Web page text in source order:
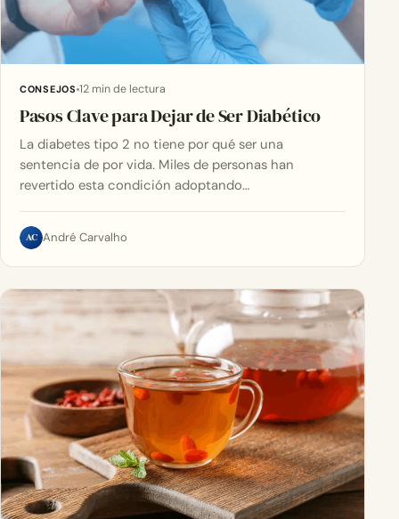
CONSEJOS 12 min de lectura
Pasos Clave para Dejar de Ser Diabético
La diabetes tipo 2 no tiene por qué ser una
sentencia de por vida. Miles de personas han
revertido esta condición adoptando…
AC André Carvalho